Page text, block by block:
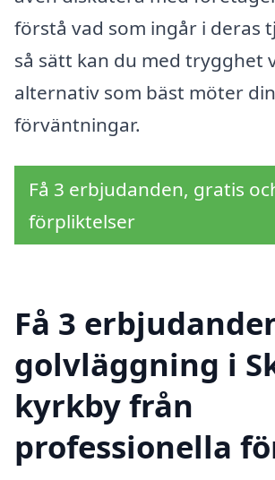
förstå vad som ingår i deras
så sätt kan du med trygghet
alternativ som bäst möter
förväntningar.
Få 3 erbjudanden, gratis
förpliktelser
Få 3
golvläggning i
kyrkby från
professionella